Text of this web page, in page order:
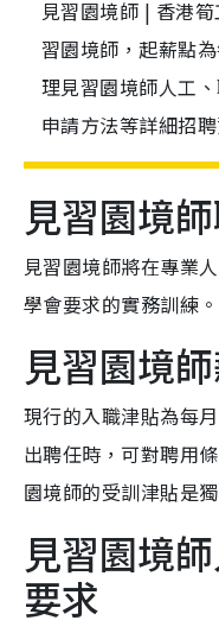
見習園境師 | 香港
習園境師，起薪點
理見習園境師人工
申請方法等詳細招聘
見習園境
見習園境師將在專業
學會要求的實務訓練。
見習園境
現行的入職津貼為每
出聘任時，可對聘用
園境師的受訓津貼是
見習園境
要求